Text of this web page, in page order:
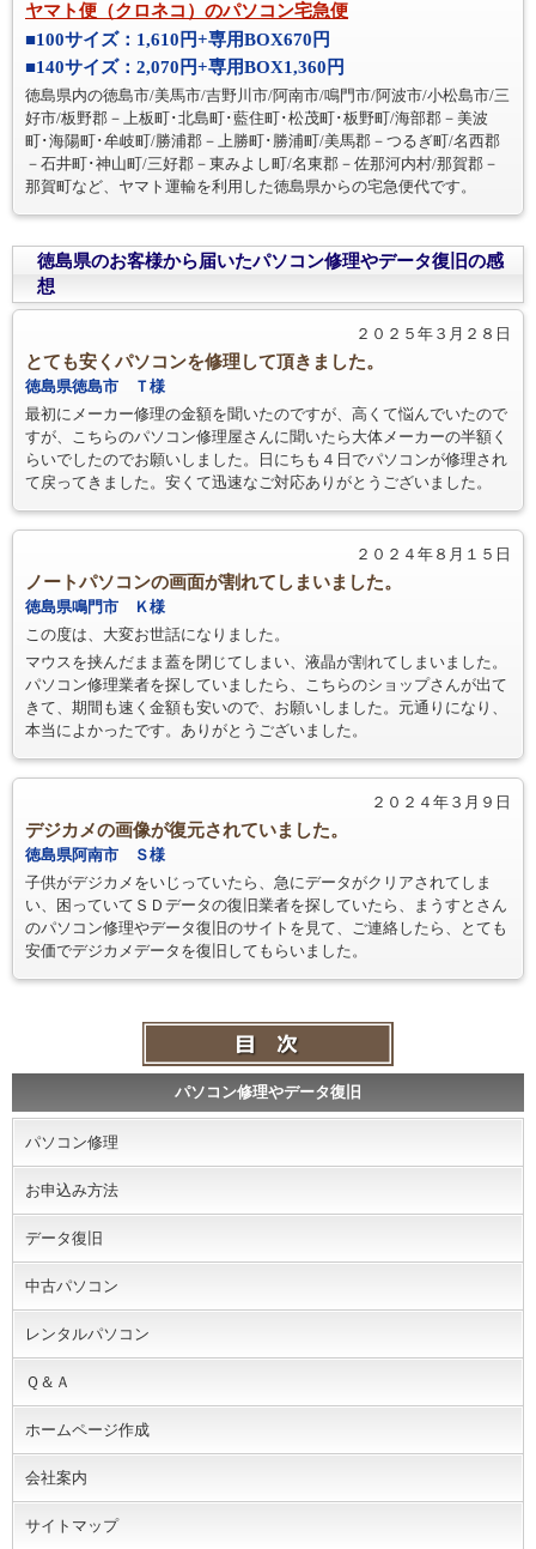
ヤマト便（クロネコ）のパソコン宅急便
■100サイズ：1,610円+専用BOX670円
■140サイズ：2,070円+専用BOX1,360円
徳島県内の徳島市/美馬市/吉野川市/阿南市/鳴門市/阿波市/小松島市/三
好市/板野郡－上板町･北島町･藍住町･松茂町･板野町/海部郡－美波
町･海陽町･牟岐町/勝浦郡－上勝町･勝浦町/美馬郡－つるぎ町/名西郡
－石井町･神山町/三好郡－東みよし町/名東郡－佐那河内村/那賀郡－
那賀町など、ヤマト運輸を利用した徳島県からの宅急便代です。
徳島県のお客様から届いたパソコン修理やデータ復旧の感
想
２０２５年３月２８日
とても安くパソコンを修理して頂きました。
徳島県徳島市 Ｔ様
最初にメーカー修理の金額を聞いたのですが、高くて悩んでいたので
すが、こちらのパソコン修理屋さんに聞いたら大体メーカーの半額く
らいでしたのでお願いしました。日にちも４日でパソコンが修理され
て戻ってきました。安くて迅速なご対応ありがとうございました。
２０２４年８月１５日
ノートパソコンの画面が割れてしまいました。
徳島県鳴門市 Ｋ様
この度は、大変お世話になりました。
マウスを挟んだまま蓋を閉じてしまい、液晶が割れてしまいました。
パソコン修理業者を探していましたら、こちらのショップさんが出て
きて、期間も速く金額も安いので、お願いしました。元通りになり、
本当によかったです。ありがとうございました。
２０２４年３月９日
デジカメの画像が復元されていました。
徳島県阿南市 Ｓ様
子供がデジカメをいじっていたら、急にデータがクリアされてしま
い、困っていてＳＤデータの復旧業者を探していたら、まうすとさん
のパソコン修理やデータ復旧のサイトを見て、ご連絡したら、とても
安価でデジカメデータを復旧してもらいました。
パソコン修理やデータ復旧
パソコン修理
お申込み方法
データ復旧
中古パソコン
レンタルパソコン
Ｑ＆Ａ
ホームページ作成
会社案内
サイトマップ